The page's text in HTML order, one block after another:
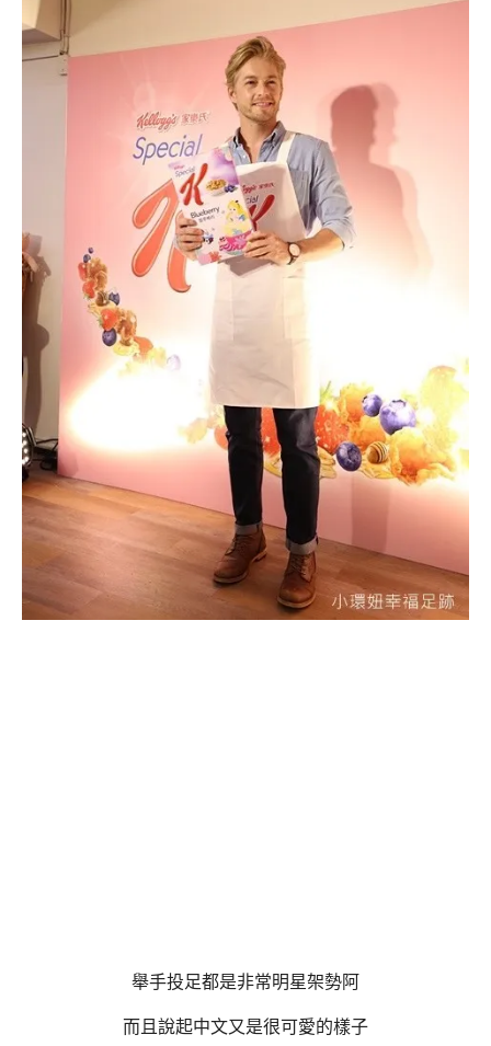
舉手投足都是非常明星架勢阿
而且說起中文又是很可愛的樣子